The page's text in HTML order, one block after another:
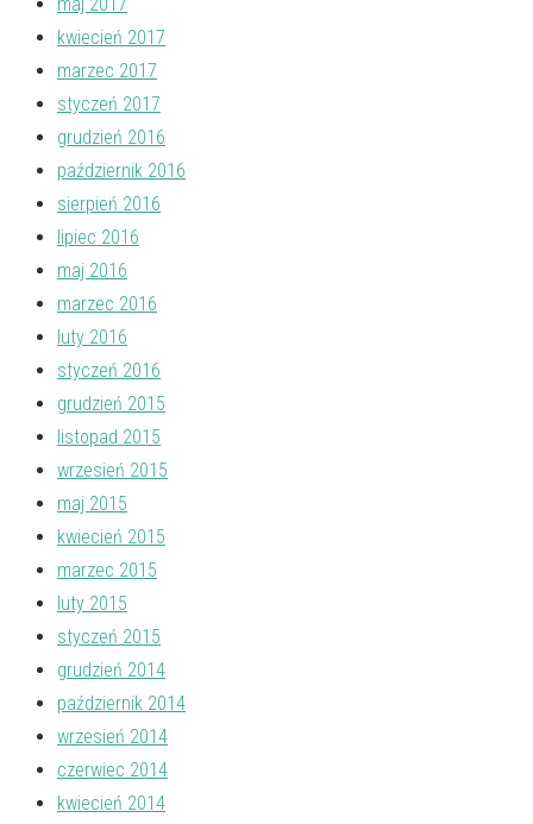
kwiecień 2017
marzec 2017
styczeń 2017
grudzień 2016
październik 2016
sierpień 2016
lipiec 2016
maj 2016
marzec 2016
luty 2016
styczeń 2016
grudzień 2015
listopad 2015
wrzesień 2015
maj 2015
kwiecień 2015
marzec 2015
luty 2015
styczeń 2015
grudzień 2014
październik 2014
wrzesień 2014
czerwiec 2014
kwiecień 2014